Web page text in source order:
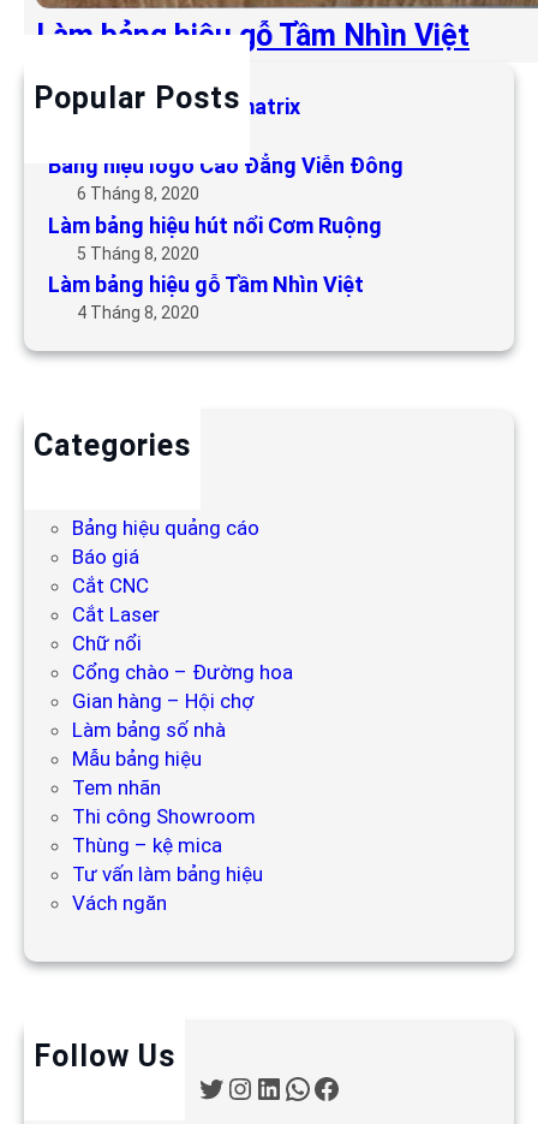
Làm bảng hiệu gỗ Tầm Nhìn Việt
Popular Posts
Làm bảng hiệu LED matrix
Bảng hiệu logo Cao Đẳng Viễn Đông
6 Tháng 8, 2020
Làm bảng hiệu hút nổi Cơm Ruộng
5 Tháng 8, 2020
Làm bảng hiệu gỗ Tầm Nhìn Việt
4 Tháng 8, 2020
Categories
Bảng hiệu quảng cáo
Báo giá
Cắt CNC
Cắt Laser
Chữ nổi
Cổng chào – Đường hoa
Gian hàng – Hội chợ
Làm bảng số nhà
Mẫu bảng hiệu
Tem nhãn
Thi công Showroom
Thùng – kệ mica
Tư vấn làm bảng hiệu
Vách ngăn
Follow Us
T I L W F